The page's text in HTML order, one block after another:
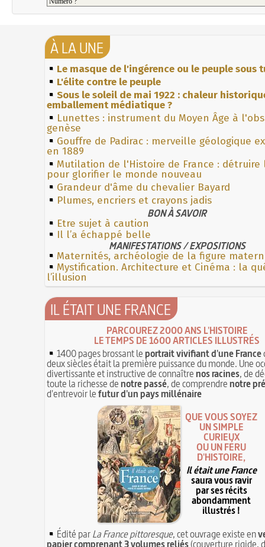
À LA UNE
Le masque de l'ingérence ou le peuple sous
L'élite contre le peuple
Sous le soleil de mai 1922 : chaleur
emballement médiatique ?
Lunettes : instrument du Moyen Âge à
genèse
Gouffre de Padirac : merveille géologique
en 1889
Mutilation de l'Histoire de France : détruire
pour glorifier le monde nouveau
Grandeur d'âme du chevalier Bayard
Plumes, encriers et crayons jadis
BON À SAVOIR
Etre sujet à caution
Il l’a échappé belle
MANIFESTATIONS / EXPOSITIONS
Maternités, archéologie de la figure
Mystification. Architecture et Cinéma : la
l’illusion
IL ÉTAIT UNE FRANCE
PARCOUREZ 2000 ANS L'HISTOIRE
LE TEMPS DE 1600 ARTICLES ILLUSTRÉS
1400 pages brossant leportrait vivifiant d'une France
deux siècles était la première puissance du monde. Une
divertissante et instructive de connaîtrenos racines, de
toute la richesse denotre passé, de comprendrenotre
d'entrevoir lefutur d'un pays millénaire
QUE VOUS SOYEZ
UN SIMPLE
CURIEUX
OU UN FÉRU
D'HISTOIRE,
Il était une France
saura vous ravir
par ses récits
abondamment
illustrés !
Édité parLa France pittoresque, cet ouvrage existe en
papier comprenant 3 volumes reliés(couverture rigide,